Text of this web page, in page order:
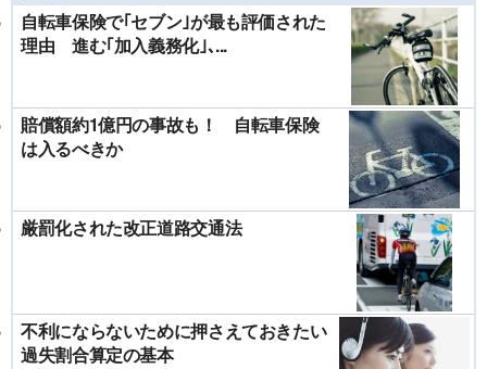
自転車保険で｢セブン｣が最も評価された
理由 進む｢加入義務化｣､...
賠償額約1億円の事故も！ 自転車保険
は入るべきか
厳罰化された改正道路交通法
不利にならないために押さえておきたい
過失割合算定の基本